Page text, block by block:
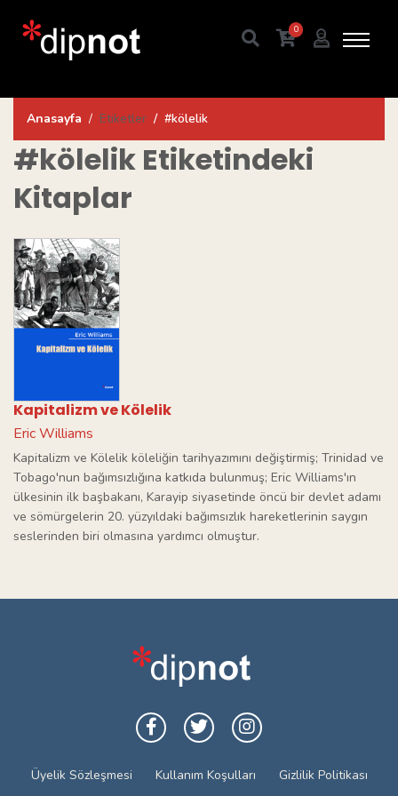
0
Anasayfa Etiketler #kölelik
#kölelik Etiketindeki
Kitaplar
Kapitalizm ve Kölelik
Eric Williams
Kapitalizm ve Kölelik köleliğin tarihyazımını değiştirmiş; Trinidad ve
Tobago'nun bağımsızlığına katkıda bulunmuş; Eric Williams'ın
ülkesinin ilk başbakanı, Karayip siyasetinde öncü bir devlet adamı
ve sömürgelerin 20. yüzyıldaki bağımsızlık hareketlerinin saygın
seslerinden biri olmasına yardımcı olmuştur.
Üyelik Sözleşmesi Kullanım Koşulları Gizlilik Politikası